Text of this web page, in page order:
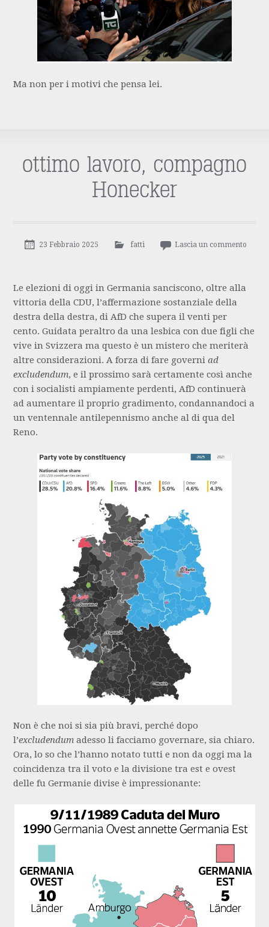
Ma non per i motivi che pensa lei.
ottimo lavoro, compagno
Honecker
23 Febbraio 2025 fatti Lascia un commento
Le elezioni di oggi in Germania sanciscono, oltre alla
vittoria della CDU, l’affermazione sostanziale della
destra della destra, di AfD che supera il venti per
cento. Guidata peraltro da una lesbica con due figli che
vive in Svizzera ma questo è un mistero che meriterà
altre considerazioni. A forza di fare governiad
excludendum, e il prossimo sarà certamente così anche
con i socialisti ampiamente perdenti, AfD continuerà
ad aumentare il proprio gradimento, condannandoci a
un ventennale antilepennismo anche al di qua del
Reno.
Non è che noi si sia più bravi, perché dopo
l’excludendum adesso li facciamo governare, sia chiaro.
Ora, lo so che l’hanno notato tutti e non da oggi ma la
coincidenza tra il voto e la divisione tra est e ovest
delle fu Germanie divise è impressionante: